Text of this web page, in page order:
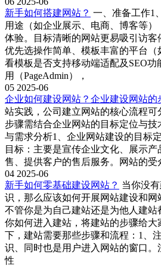
新手如何搭建网站？ 一、准备工作1
用途（如企业展示、电商、博客等
体验。目标清晰的网站更易吸引访客
优先选‌操作简单、模板丰富‌的平台（
看模板是否支持移动端适配及SEO
用（PageAdmin），
05 2025-06
企业如何建设网站？企业建设网站的
站实践，公司建立网站的核心流程
步骤需结合企业网站的目标定位与技
与需求分析1、企业网站建设的‌目标
目标：主要是宣传企业文化、展示
售、提供客户的售后服务。网站的
04 2025-06
新手如何零基础建设网站？ 当你没
识，那么应该如何开展网站建设和
不管你是为自己建站还是为他人建
你如何进入建站，将建站的步骤给
下，建站需要那些步骤和流程：1、
识、同时也是用户进入网站的窗口
性